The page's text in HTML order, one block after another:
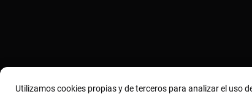
Utilizamos cookies propias y de terceros para analizar el uso